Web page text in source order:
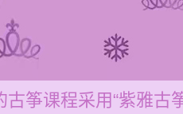
古筝课程采用“紫雅古